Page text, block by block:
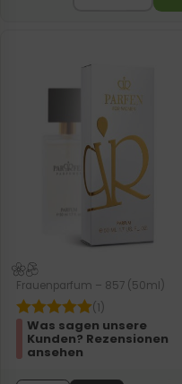
Frauenparfum – 857 (50ml)
(1)
Was sagen unsere
Kunden? Rezensionen
ansehen